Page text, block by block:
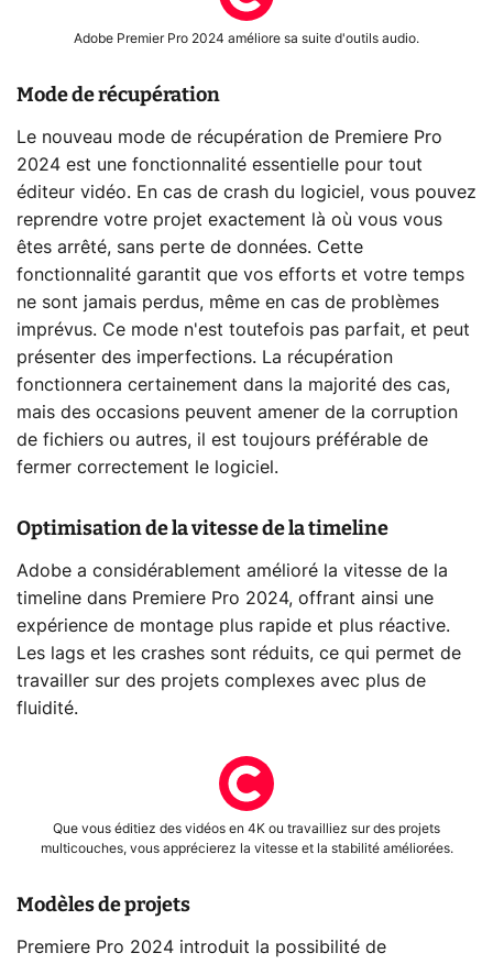
Adobe Premier Pro 2024 améliore sa suite d'outils audio.
Mode de récupération
Le nouveau mode de récupération de Premiere Pro
2024 est une fonctionnalité essentielle pour tout
éditeur vidéo. En cas de crash du logiciel, vous pouvez
reprendre votre projet exactement là où vous vous
êtes arrêté, sans perte de données. Cette
fonctionnalité garantit que vos efforts et votre temps
ne sont jamais perdus, même en cas de problèmes
imprévus. Ce mode n'est toutefois pas parfait, et peut
présenter des imperfections. La récupération
fonctionnera certainement dans la majorité des cas,
mais des occasions peuvent amener de la corruption
de fichiers ou autres, il est toujours préférable de
fermer correctement le logiciel.
Optimisation de la vitesse de la timeline
Adobe a considérablement amélioré la vitesse de la
timeline dans Premiere Pro 2024, offrant ainsi une
expérience de montage plus rapide et plus réactive.
Les lags et les crashes sont réduits, ce qui permet de
travailler sur des projets complexes avec plus de
fluidité.
Que vous éditiez des vidéos en 4K ou travailliez sur des projets
multicouches, vous apprécierez la vitesse et la stabilité améliorées.
Modèles de projets
Premiere Pro 2024 introduit la possibilité de